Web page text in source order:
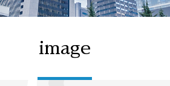
image